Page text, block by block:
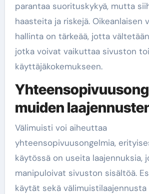
parantaa suorituskykyä, mutta
haasteita ja riskejä. Oikeanlaisen
hallinta on tärkeää, jotta
jotka voivat vaikuttaa sivuston
käyttäjäkokemukseen.
muiden
Välimuisti voi aiheuttaa
yhteensopivuusongelmia,
käytössä on useita laajennuksia,
manipuloivat sivuston sisältöä.
käytät sekä